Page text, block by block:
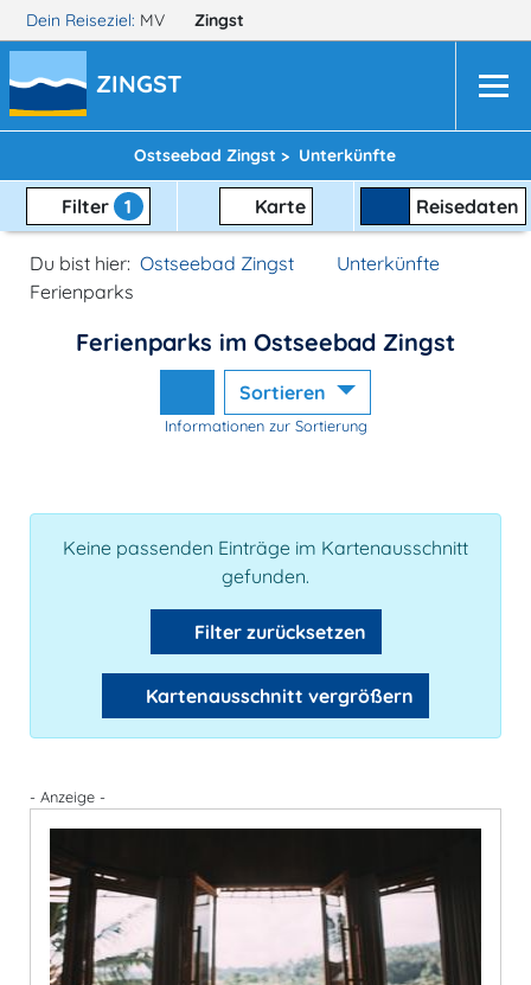
Dein Reiseziel: MV Zingst
ZINGST
Ostseebad Zingst > Unterkünfte
Filter 1 Karte Reisedaten
Du bist hier: Ostseebad Zingst
Unterkünfte
Ferienparks
Ferienparks im Ostseebad Zingst
Sortieren
Informationen zur Sortierung
Keine passenden Einträge im Kartenausschnitt
gefunden.
Filter zurücksetzen
Kartenausschnitt vergrößern
- Anzeige -